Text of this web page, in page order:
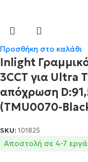
Προσθήκη στο καλάθι
Inlight
3CCT για Ultra
απόχρωση
(TMU0070-
SKU: 101825
Αποστολή σε 4-7